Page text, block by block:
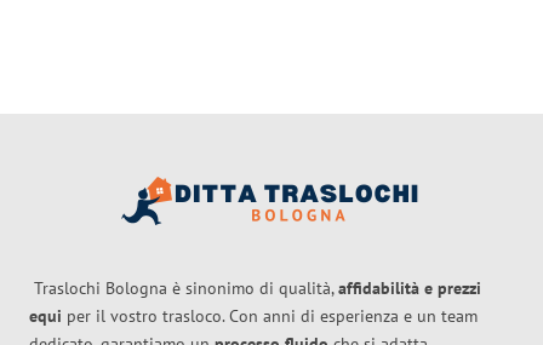
Traslochi Bologna è sinonimo di qualità,affidabilità e prezzi
equi per il vostro trasloco. Con anni di esperienza e un team